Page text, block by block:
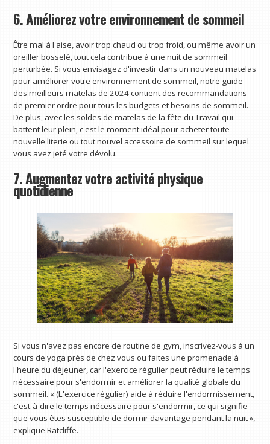
6. Améliorez votre environnement de sommeil
Être mal à l'aise, avoir trop chaud ou trop froid, ou même avoir un
oreiller bosselé, tout cela contribue à une nuit de sommeil
perturbée. Si vous envisagez d'investir dans un nouveau matelas
pour améliorer votre environnement de sommeil, notre guide
des meilleurs matelas de 2024 contient des recommandations
de premier ordre pour tous les budgets et besoins de sommeil.
De plus, avec les soldes de matelas de la fête du Travail qui
battent leur plein, c'est le moment idéal pour acheter toute
nouvelle literie ou tout nouvel accessoire de sommeil sur lequel
vous avez jeté votre dévolu.
7. Augmentez votre activité physique
quotidienne
Si vous n'avez pas encore de routine de gym, inscrivez-vous à un
cours de yoga près de chez vous ou faites une promenade à
l'heure du déjeuner, car l'exercice régulier peut réduire le temps
nécessaire pour s'endormir et améliorer la qualité globale du
sommeil. « (L'exercice régulier) aide à réduire l'endormissement,
c'est-à-dire le temps nécessaire pour s'endormir, ce qui signifie
que vous êtes susceptible de dormir davantage pendant la nuit »,
explique Ratcliffe.